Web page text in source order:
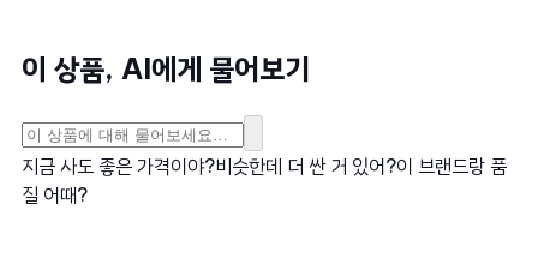
이 상품, AI에게 물어보기
지금 사도 좋은 가격이야?비슷한데 더 싼 거 있어?이 브랜드랑 품
질 어때?